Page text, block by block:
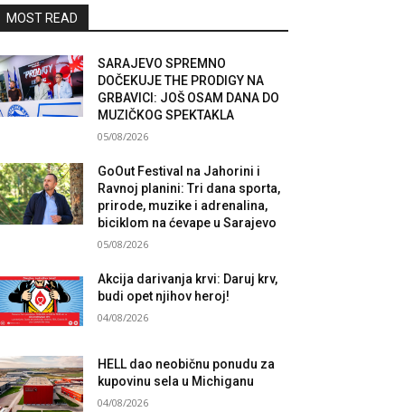
MOST READ
SARAJEVO SPREMNO
DOČEKUJE THE PRODIGY NA
GRBAVICI: JOŠ OSAM DANA DO
MUZIČKOG SPEKTAKLA
05/08/2026
GoOut Festival na Jahorini i
Ravnoj planini: Tri dana sporta,
prirode, muzike i adrenalina,
biciklom na ćevape u Sarajevo
05/08/2026
Akcija darivanja krvi: Daruj krv,
budi opet njihov heroj!
04/08/2026
HELL dao neobičnu ponudu za
kupovinu sela u Michiganu
04/08/2026